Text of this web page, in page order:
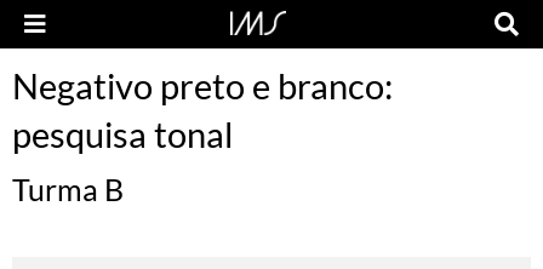
Negativo preto e branco:
pesquisa tonal
Turma B